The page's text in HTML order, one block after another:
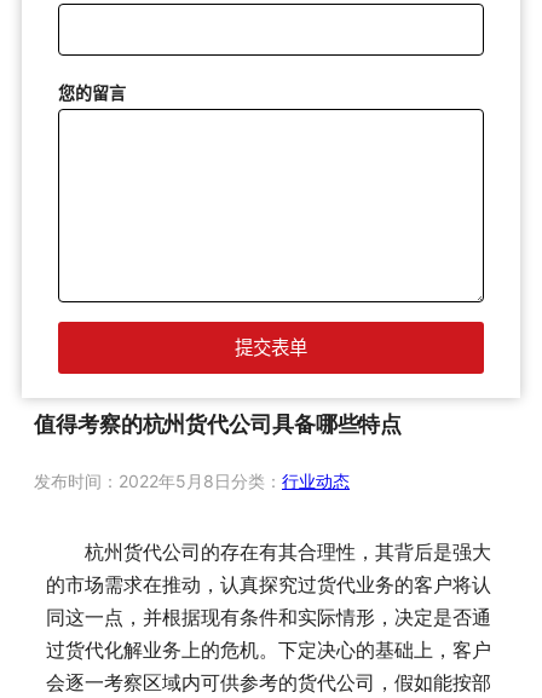
您的留言
值得考察的杭州货代公司具备哪些特点
发布时间： 2022年5月8日分类： 行业动态
杭州货代公司的存在有其合理性，其背后是强大
的市场需求在推动，认真探究过货代业务的客户将认
同这一点，并根据现有条件和实际情形，决定是否通
过货代化解业务上的危机。下定决心的基础上，客户
会逐一考察区域内可供参考的货代公司，假如能按部